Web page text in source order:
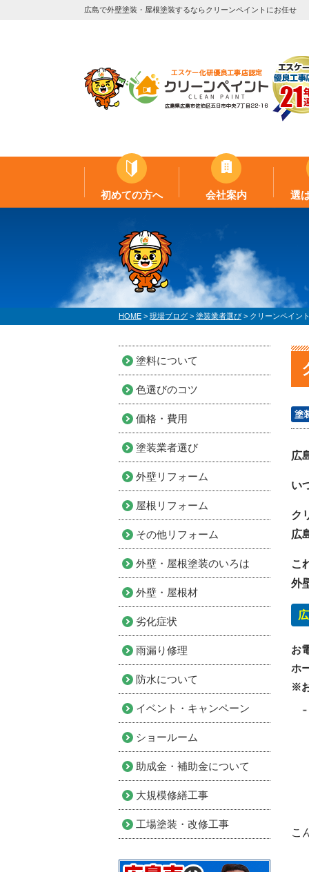
広島で外壁塗装・屋根塗装するならクリーンペイントにお任せ
初めての方へ 会社案内 選
HOME > 現場ブログ > 塗装業者選び > クリーンペイン
塗
広
い
ク
広
こ
外
お
ホ
※
こ
塗料について
色選びのコツ
価格・費用
塗装業者選び
外壁リフォーム
屋根リフォーム
その他リフォーム
外壁・屋根塗装のいろは
外壁・屋根材
劣化症状
雨漏り修理
防水について
イベント・キャンペーン
ショールーム
助成金・補助金について
大規模修繕工事
工場塗装・改修工事